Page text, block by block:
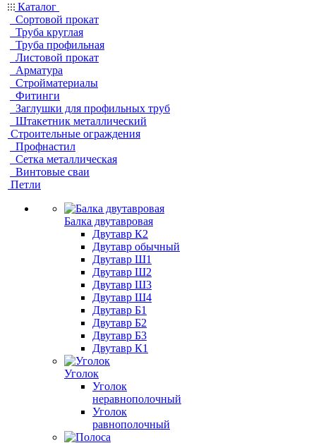
Каталог
Сортовой прокат
Труба круглая
Труба профильная
Листовой прокат
Арматура
Стройматериалы
Фитинги
Заглушки для профильных труб
Штакетник металлический
Строительные ограждения
Профнастил
Сетка металлическая
Винтовые сваи
Петли
Балка двутавровая
Двутавр К2
Двутавр обычный
Двутавр Ш1
Двутавр Ш2
Двутавр Ш3
Двутавр Ш4
Двутавр Б1
Двутавр Б2
Двутавр Б3
Двутавр К1
Уголок
Уголок
неравнополочный
Уголок
равнополочный